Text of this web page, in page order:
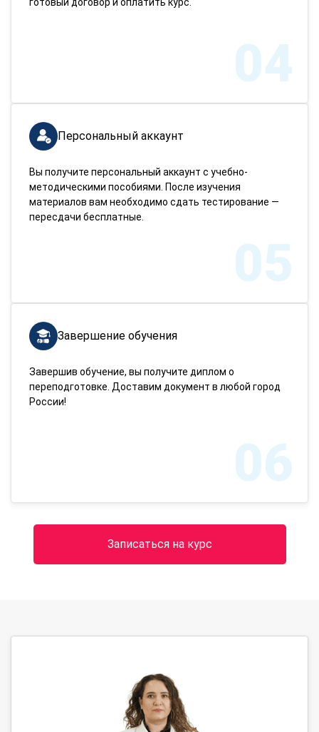
готовый договор и оплатить курс.
04
Персональный аккаунт
Вы получите персональный аккаунт с учебно-
методическими пособиями. После изучения
материалов вам необходимо сдать тестирование —
пересдачи бесплатные.
05
Завершение обучения
Завершив обучение, вы получите диплом о
переподготовке. Доставим документ в любой город
России!
06
Записаться на курс